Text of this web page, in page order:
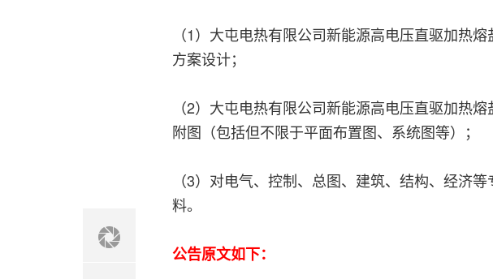
（1）大屯电热有限公司新能源高电压直驱加热
方案设计；
（2）大屯电热有限公司新能源高电压直驱加热
附图（包括但不限于平面布置图、系统图等）；
（3）对电气、控制、总图、建筑、结构、经济
料。
公告原文如下：